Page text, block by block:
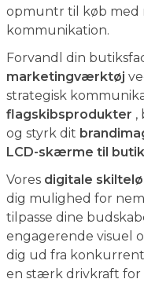
opmuntr til køb med
kommunikation.
Forvandl din
marketingværktøj
strategisk
flagskibsprodukter ,
og styrk dit
LCD-skærme til
Vores digitale
dig mulighed for
tilpasse dine
engagerende visuel
dig ud fra
en stærk drivkraft for